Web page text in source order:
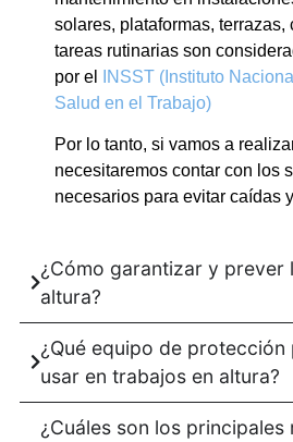
solares, plataformas, terrazas,
tareas rutinarias son
por el
INSST (Instituto
Salud en el Trabajo)
Por lo tanto, si vamos a
necesitaremos contar con los
necesarios para evitar caídas
¿Cómo garantizar y prever
altura?
¿Qué equipo de protección
usar en trabajos en altura?
¿Cuáles son los